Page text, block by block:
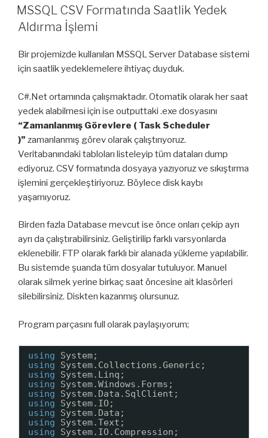
TARIHI
MSSQL CSV Formatında Saatlik Yedek
Aldırma İşlemi
Bir projemizde kullanılan MSSQL Server Database sistemi
için saatlik yedeklemelere ihtiyaç duyduk.
C#.Net ortamında çalışmaktadır. Otomatik olarak her saat
yedek alabilmesi için ise outputtaki .exe dosyasını
“Zamanlanmış Görevlere ( Task Scheduler
)” zamanlanmış görev olarak çalıştırıyoruz.
Veritabanındaki tabloları listeleyip tüm dataları dump
ediyoruz. CSV formatında dosyaya yazıyoruz ve sıkıştırma
işlemini gerçekleştiriyoruz. Böylece disk kaybı
yaşamıyoruz.
Birden fazla Database mevcut ise önce onları çekip ayrı
ayrı da çalıştırabilirsiniz. Geliştirilip farklı varsyonlarda
eklenebilir. FTP olarak farklı bir alanada yükleme yapılabilir.
Bu sistemde şuanda tüm dosyalar tutuluyor. Manuel
olarak silmek yerine birkaç saat öncesine ait klasörleri
silebilirsiniz. Diskten kazanmış olursunuz.
Program parçasını full olarak paylaşıyorum;
using
System;
using
System.Collections.Generic;
using
System.Linq;
using
System.Windows.Forms;
using
System.Data.SqlClient;
using
System.IO;
using
System.Data;
using
System.Text;
using
System.IO.Compression;